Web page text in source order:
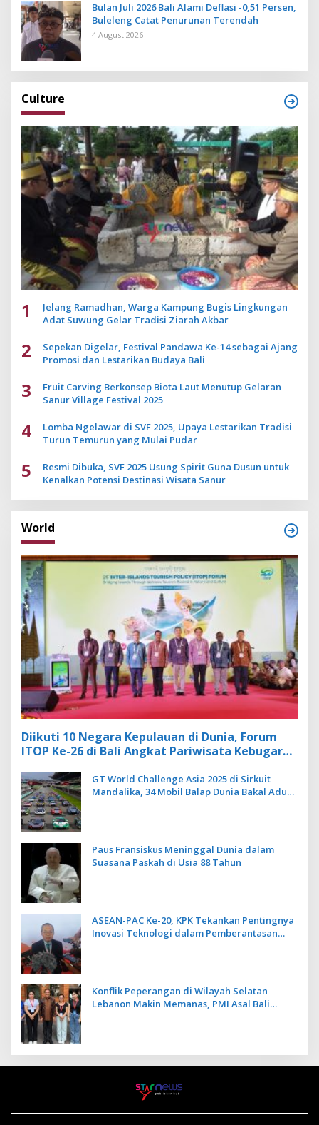
Bulan Juli 2026 Bali Alami Deflasi -0,51 Persen,
Buleleng Catat Penurunan Terendah
4 August 2026
Culture
1
Jelang Ramadhan, Warga Kampung Bugis Lingkungan
Adat Suwung Gelar Tradisi Ziarah Akbar
2
Sepekan Digelar, Festival Pandawa Ke-14 sebagai Ajang
Promosi dan Lestarikan Budaya Bali
3
Fruit Carving Berkonsep Biota Laut Menutup Gelaran
Sanur Village Festival 2025
4
Lomba Ngelawar di SVF 2025, Upaya Lestarikan Tradisi
Turun Temurun yang Mulai Pudar
5
Resmi Dibuka, SVF 2025 Usung Spirit Guna Dusun untuk
Kenalkan Potensi Destinasi Wisata Sanur
World
Diikuti 10 Negara Kepulauan di Dunia, Forum
ITOP Ke-26 di Bali Angkat Pariwisata Kebugaran
GT World Challenge Asia 2025 di Sirkuit
Mandalika, 34 Mobil Balap Dunia Bakal Adu
Paus Fransiskus Meninggal Dunia dalam
Suasana Paskah di Usia 88 Tahun
ASEAN-PAC Ke-20, KPK Tekankan Pentingnya
Inovasi Teknologi dalam Pemberantasan
Konflik Peperangan di Wilayah Selatan
Lebanon Makin Memanas, PMI Asal Bali